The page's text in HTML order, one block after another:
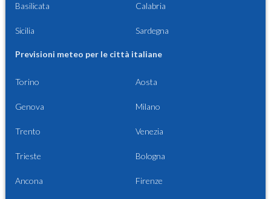
Basilicata Calabria
Sicilia Sardegna
Previsioni meteo per le città italiane
Torino Aosta
Genova Milano
Trento Venezia
Trieste Bologna
Ancona Firenze